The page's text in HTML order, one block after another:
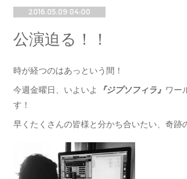
2016.05.09 04:00
公演迫る！！
時が経つのはあっという間！
今週金曜日、いよいよ
『ジプソフィラ』 ワー
す！
早くたくさんの皆様と分かち合いたい、奇